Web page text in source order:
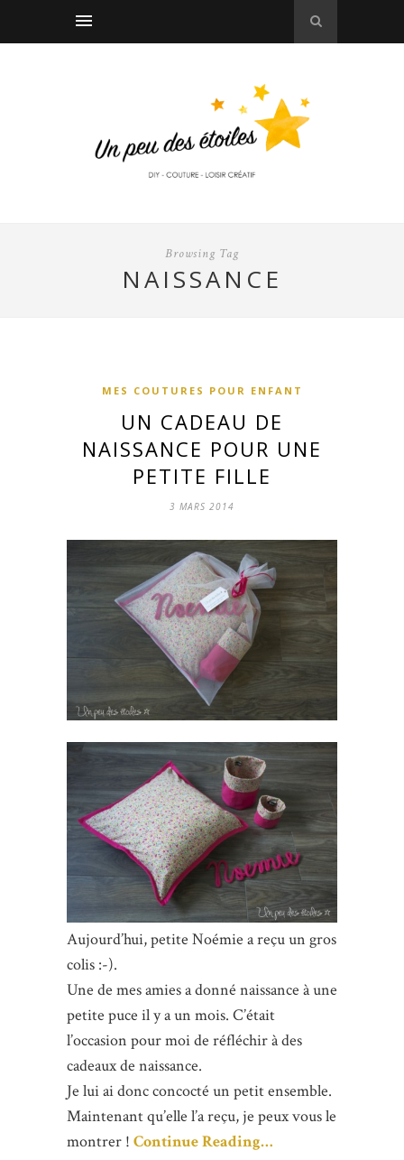
Browsing Tag
NAISSANCE
MES COUTURES POUR ENFANT
UN CADEAU DE
NAISSANCE POUR UNE
PETITE FILLE
3 MARS 2014
Aujourd’hui, petite Noémie a reçu un gros
colis :-).
Une de mes amies a donné naissance à une
petite puce il y a un mois. C’était
l’occasion pour moi de réfléchir à des
cadeaux de naissance.
Je lui ai donc concocté un petit ensemble.
Maintenant qu’elle l’a reçu, je peux vous le
montrer ! Continue Reading…